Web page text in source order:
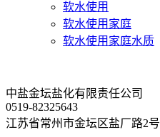
软水使用
软水使用家庭
软水使用家庭水质
中盐金坛盐化有限责任公司
0519-82325643
江苏省常州市金坛区盐厂路2号